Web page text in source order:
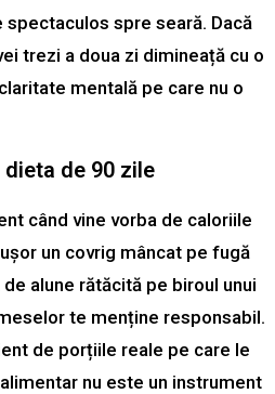
spre seară. Dacă
trezi a doua zi dimineață cu o
mentală pe care nu o
de 90 zile
când vine vorba de caloriile
un covrig mâncat pe fugă
alune rătăcită pe biroul unui
te menține responsabil.
de porțiile reale pe care le
nu este un instrument